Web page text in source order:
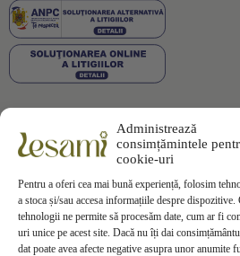
Plata securizată
Informații
Administrează
consimțămintele
cookie-uri
Pentru a oferi cea mai bună experiență, folosim
a stoca și/sau accesa informațiile despre dispozitive.
tehnologii ne permite să procesăm date, cum ar fi
uri unice pe acest site. Dacă nu îți dai
dat poate avea afecte negative asupra unor anumite